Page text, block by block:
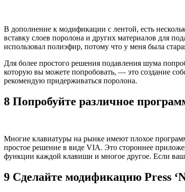
В дополнение к модификации с лентой, есть
вставку слоев поролона и других материалов для
использовал полиэфир, потому что у меня была
Для более простого решения подавления шума
которую вы можете попробовать, — это создание
рекомендую придерживаться поролона.
8 Попробуйте различное
Многие клавиатуры на рынке имеют плохое
простое решение в виде VIA. Это стороннее
функции каждой клавиши и многое другое. Если
9 Сделайте модификацию Press